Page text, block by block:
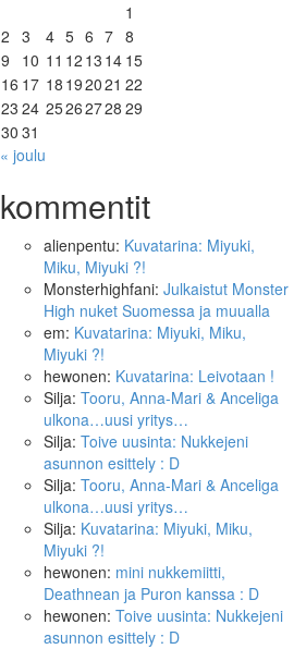
1
2 3 4 5 6 7 8
9
10 11 12 13 14 15
16 17 18 192021 22
23 24 25262728 29
30 31
« joulu
kommentit
alienpentu: Kuvatarina: Miyuki,
Miku, Miyuki ?!
Monsterhighfani: Julkaistut Monster
High nuket Suomessa ja muualla
em: Kuvatarina: Miyuki, Miku,
Miyuki ?!
hewonen: Kuvatarina: Leivotaan !
Silja: Tooru, Anna-Mari & Anceliga
ulkona…uusi yritys…
Silja: Toive uusinta: Nukkejeni
asunnon esittely : D
Silja: Tooru, Anna-Mari & Anceliga
ulkona…uusi yritys…
Silja: Kuvatarina: Miyuki, Miku,
Miyuki ?!
hewonen: mini nukkemiitti,
Deathnean ja Puron kanssa : D
hewonen: Toive uusinta: Nukkejeni
asunnon esittely : D